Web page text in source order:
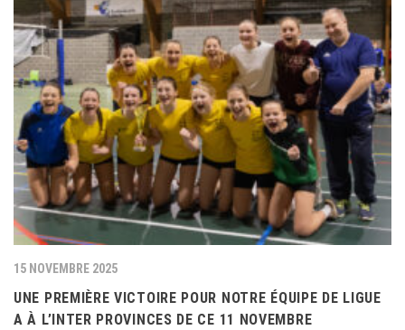
15 NOVEMBRE 2025
UNE PREMIÈRE VICTOIRE POUR NOTRE ÉQUIPE DE LIGUE
A À L’INTER PROVINCES DE CE 11 NOVEMBRE